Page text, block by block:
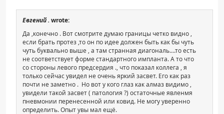
Евгений . wrote:
Да ,конечно . Вот смотрите думаю границы четко видно ,
если брать протез ,то он по идее должен быть как бы чуть
чуть буквально выше , а там странная диагональ....то есть
не соответствует форме стандартного импланта. А то что
со стороны левого предсердия ., что показал коллега , я
только сейчас увидел не очень яркий засвет. Его как раз
почти не заметно . Но вот у кого глаз как алмаз видимо ,
увидели такой засвет ( патология ?) остаточные явленмя
пневмонии перенесенной или ковид. Не могу уверенно
определить. Опыт увы мал ещё.